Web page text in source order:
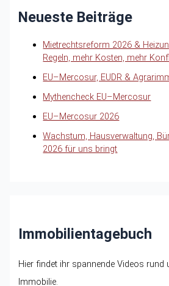
Neueste Beiträge
Mietrechtsreform 2026 &
Regeln, mehr Kosten, mehr
EU–Mercosur, EUDR &
Mythencheck EU–Mercosur
EU–Mercosur 2026
Wachstum, Hausverwaltung,
2026 für uns bringt
Immobilientagebuch
Hier findet ihr spannende Videos rund
Immobilie.